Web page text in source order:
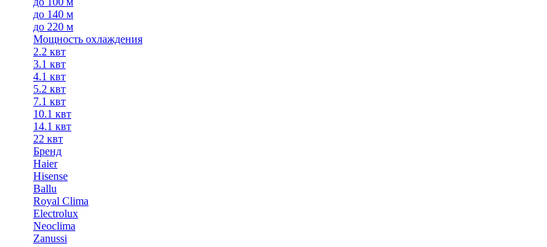
до 140 м
до 220 м
Мощность охлаждения
2.2 квт
3.1 квт
4.1 квт
5.2 квт
7.1 квт
10.1 квт
14.1 квт
22 квт
Бренд
Haier
Hisense
Ballu
Royal Clima
Electrolux
Neoclima
Zanussi